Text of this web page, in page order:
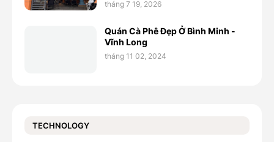
tháng 7 19, 2026
Quán Cà Phê Đẹp Ở Bình Minh -
Vĩnh Long
tháng 11 02, 2024
TECHNOLOGY